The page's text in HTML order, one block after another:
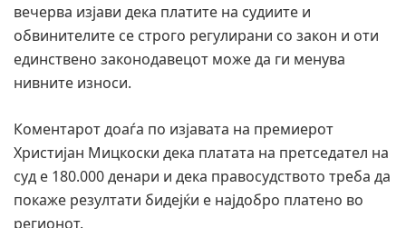
вечерва изјави дека платите на судиите и
обвинителите се строго регулирани со закон и оти
единствено законодавецот може да ги менува
нивните износи.
Коментарот доаѓа по изјавата на премиерот
Христијан Мицкоски дека платата на претседател на
суд е 180.000 денари и дека правосудството треба да
покаже резултати бидејќи е најдобро платено во
регионот.